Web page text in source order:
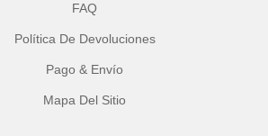
FAQ
Política De Devoluciones
Pago & Envío
Mapa Del Sitio